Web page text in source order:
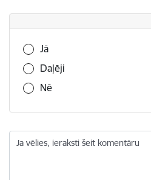
Vai šī informācija bija
Jā
Daļēji
Nē
Ja vēlies, ieraksti šeit komentāru